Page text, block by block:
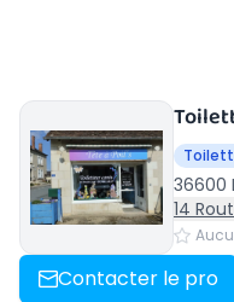
36600
14
Contacter le pro